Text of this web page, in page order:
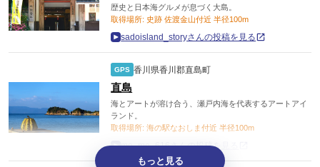
歴史と日本海グルメが息づく大島。
取得場所: 史跡 佐渡金山付近 半径100m
sadoisland_storyさんの投稿を見る
GPS 香川県香川郡直島町
直島
海とアートが溶け合う、瀬戸内海を代表するアートアイ
ランド。
取得場所: 海の駅なおしま付近 半径100m
me_me_616さんの投稿を見る
もっと見る